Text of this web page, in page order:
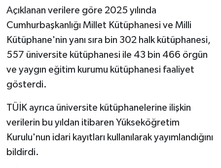
Açıklanan verilere göre 2025 yılında
Cumhurbaşkanlığı Millet Kütüphanesi ve Milli
Kütüphane'nin yanı sıra bin 302 halk kütüphanesi,
557 üniversite kütüphanesi ile 43 bin 466 örgün
ve yaygın eğitim kurumu kütüphanesi faaliyet
gösterdi.
TÜİK ayrıca üniversite kütüphanelerine ilişkin
verilerin bu yıldan itibaren Yükseköğretim
Kurulu'nun idari kayıtları kullanılarak yayımlandığını
bildirdi.
Magazin
Otomobil
Pazarlar
Politika
Resmi İlan
Sağlık